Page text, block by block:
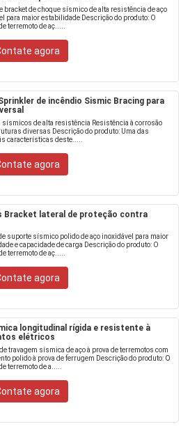
bracket de choque sísmico de alta resistência de aço
para maior estabilidade Descrição do produto: O
terremoto de aç.....
agora
de incêndio Sismic Bracing para
sísmicos de alta resistência Resistência à corrosão
diversas Descrição do produto: Uma das
características deste.....
agora
Bracket lateral de proteção contra
suporte sísmico polido de aço inoxidável para maior
e capacidade de carga Descrição do produto: O
terremoto de aç.....
agora
longitudinal rígida e resistente à
elétricos
travagem sísmica de aço à prova de terremotos com
polido à prova de ferrugem Descrição do produto: O
terremoto de a.....
agora